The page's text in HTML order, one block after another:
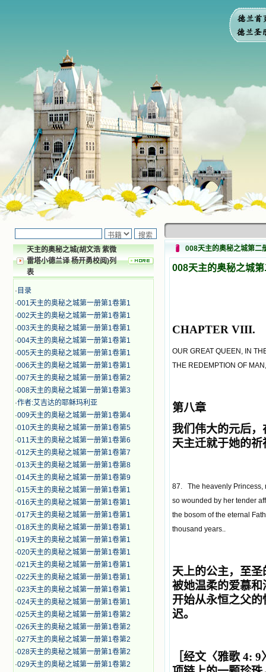
天主的奥秘之城(胡文浩 紫微
雷塔小德兰译 杨开勇校阅)列
表
· 目录
·001天主的奥秘之城第一册第1卷第1
·002天主的奥秘之城第一册第1卷第1
·003天主的奥秘之城第一册第1卷第1
·004天主的奥秘之城第一册第1卷第1
·005天主的奥秘之城第一册第1卷第1
·006天主的奥秘之城第一册第1卷第1
·007天主的奥秘之城第一册第1卷第2
·008天主的奥秘之城第一册第1卷第3
·作者:艾吉达的耶稣玛利亚
·009天主的奥秘之城第一册第1卷第4
·010天主的奥秘之城第一册第1卷第5
·011天主的奥秘之城第一册第1卷第6
·012天主的奥秘之城第一册第1卷第7
·013天主的奥秘之城第一册第1卷第8
·014天主的奥秘之城第一册第1卷第9
·015天主的奥秘之城第一册第1卷第1
·016天主的奥秘之城第一册第1卷第1
·017天主的奥秘之城第一册第1卷第1
·018天主的奥秘之城第一册第1卷第1
·019天主的奥秘之城第一册第1卷第1
·020天主的奥秘之城第一册第1卷第1
·021天主的奥秘之城第一册第1卷第1
·022天主的奥秘之城第一册第1卷第1
·023天主的奥秘之城第一册第1卷第1
·024天主的奥秘之城第一册第1卷第1
·025天主的奥秘之城第一册第1卷第2
·026天主的奥秘之城第一册第1卷第2
·027天主的奥秘之城第一册第1卷第2
·028天主的奥秘之城第一册第1卷第2
·029天主的奥秘之城第一册第1卷第2
008天主的奥秘之城第二
008天主的奥秘之城
CHAPTER VIII.
OUR GREAT QUEEN, IN
THE REDEMPTION OF
第八章
我们伟大的元后
天主迁就于她的祈
87. The heavenly Princess,
so wounded by her tender
the bosom of the eternal
thousand years..
天上的公主，至
被她温柔的爱慕
开始从永恒之父
迟。
［经文〈雅歌 4: 9